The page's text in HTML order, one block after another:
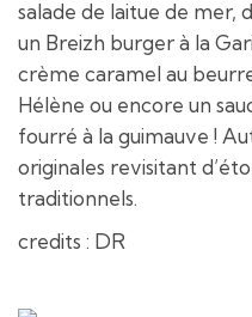
salade de laitue de mer,
un Breizh burger à la
crème caramel au
Hélène ou encore un
fourré à la guimauve !
originales revisitant
traditionnels.
credits : DR